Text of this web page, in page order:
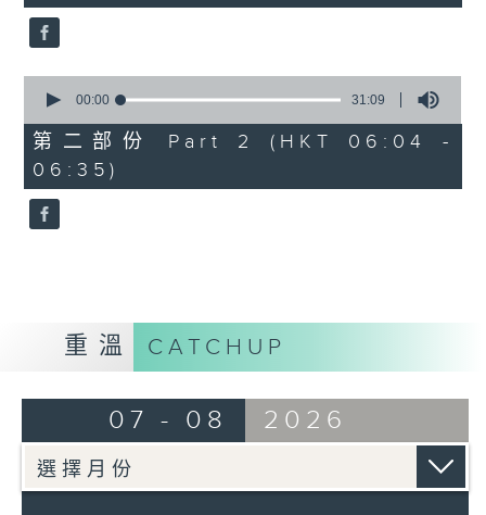
seconds
seconds
31
minutes,
9
seconds
00:00 31:09
第二部份 Part 2 (HKT 06:04 -
06:35)
重溫 CATCHUP
07 - 08 2026